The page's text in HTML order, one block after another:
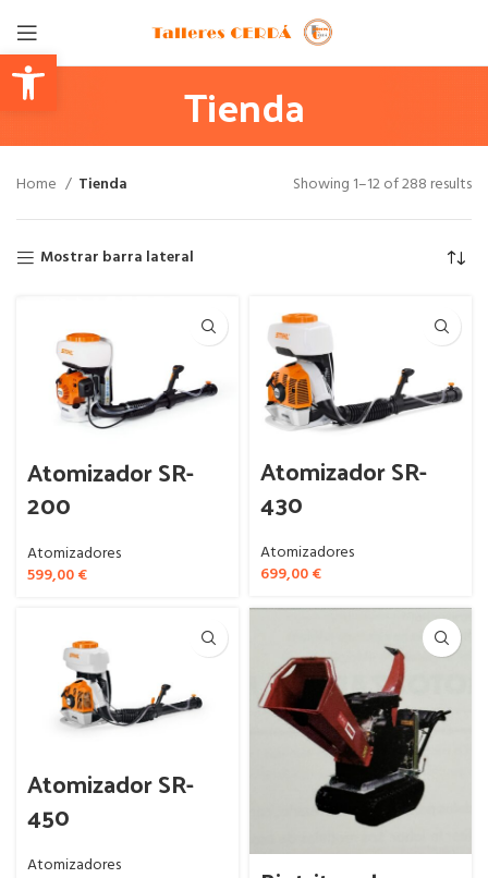
Abrir barra de herramientas
Tienda
Home Tienda Showing 1–12 of 288 results
Mostrar barra lateral
Atomizador SR-
200
Atomizadores
599,00€
Atomizador SR-
430
Atomizadores
699,00€
Atomizador SR-
450
Atomizadores